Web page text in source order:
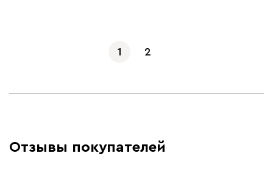
1 2
Отзывы покупателей